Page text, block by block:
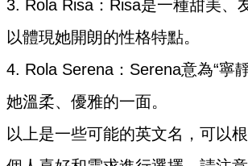
3. Rola Risa：Risa是一種甜美、
以體現她開朗的性格特點。
4. Rola Serena：Serena意為“寧
她溫柔、優雅的一面。
以上是一些可能的英文名，可以